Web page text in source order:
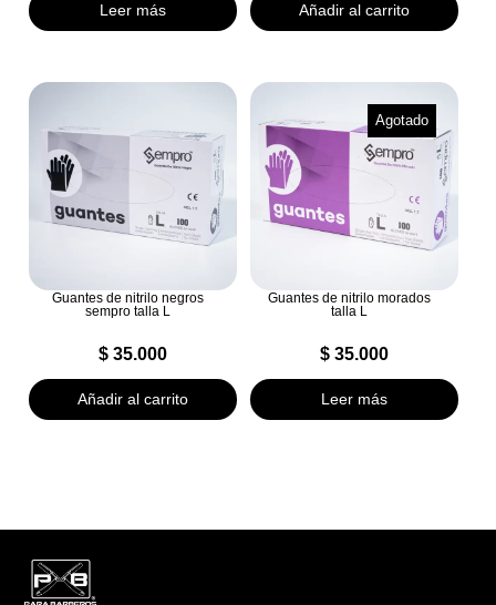
Leer más Añadir al carrito
Guantes de nitrilo negros
sempro talla L
$35.000
Añadir al carrito
Agotado
Guantes de nitrilo morados
talla L
$35.000
Leer más